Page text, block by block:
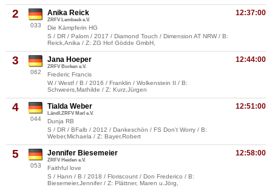
2
033
12:37:00
Anika Reick
ZRFV Lembeck e.V.
Die Kämpferin HG
S / DR / Palom / 2017 / Diamond Touch / Dimension AT NRW / B:
Reick,Anika / Z: ZG Hof Gödde GmbH,
3
062
12:44:00
Jana Hoeper
ZRFV Borken e.V.
Frederic Francis
W / Westf / B / 2016 / Franklin / Wolkenstein II / B:
Schweers,Mathilde / Z: Kurz,Jürgen
4
044
12:51:00
Tialda Weber
Ländl.ZRFV Marl e.V.
Dunja RB
S / DR / BFalb / 2012 / Dankeschön / FS Don't Worry / B:
Weber,Michaela / Z: Bayer,Robert
5
053
12:58:00
Jennifer Biesemeier
ZRFV Heiden e.V.
Faithful love
S / Hann / B / 2018 / Floriscount / Don Frederico / B:
Biesemeier,Jennifer / Z: Plättner, Maren u.Jörg,